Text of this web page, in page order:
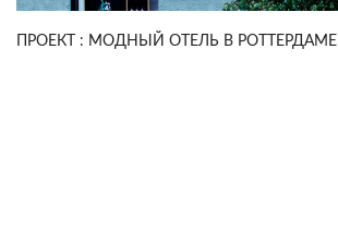
ПРОЕКТ : МОДНЫЙ ОТЕЛЬ В РОТТЕРДАМЕ